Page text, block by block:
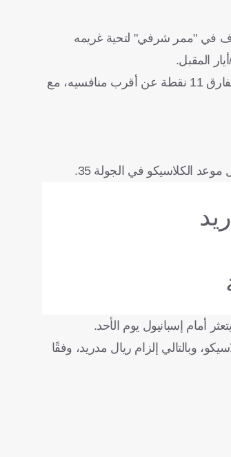
في "ممر شرفي" لتحية غريمه
السيناريو، الذي يبدو أقرب إلى الكابوس بالنسبة لجماهير النادي الملكي، بات واقعيًا للغاية بعد تقدم برشلونة بفارق 11 نقطة عن أقرب منافسيه، مع
الكلاسيكو في الجولة 35.
أمام إسبانيول يوم الأحد.
قبل الكلاسيكو، وبالتالي إلزام ريال مدريد، وفقًا